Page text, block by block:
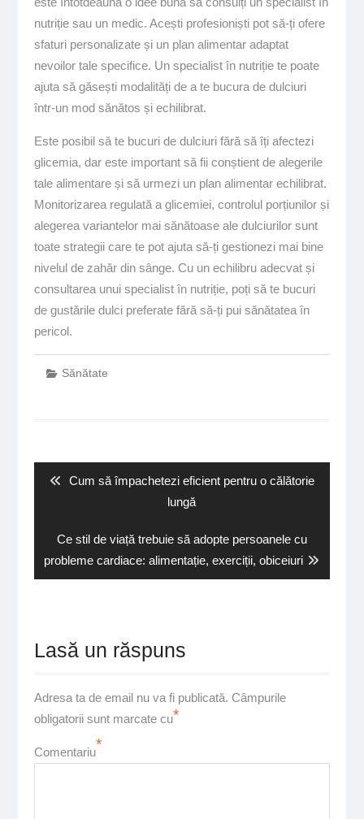
nutriție sau un medic. Acești profesioniști pot să-ți ofere
sfaturi personalizate și un plan alimentar adaptat
nevoilor tale specifice. Un specialist în nutriție te poate
ajuta să găsești modalități de a te bucura de dulciuri
într-un mod sănătos și echilibrat.
Este posibil să te bucuri de dulciuri fără să îți afectezi
glicemia, dar este important să fii conștient de alegerile
tale alimentare și să urmezi un plan alimentar echilibrat.
Monitorizarea regulată a glicemiei, controlul porțiunilor și
alegerea variantelor mai sănătoase ale dulciurilor sunt
toate strategii care te pot ajuta să-ți gestionezi mai bine
nivelul de zahăr din sânge. Cu un echilibru adecvat și
consultarea unui specialist în nutriție, poți să te bucuri
de gustările dulci preferate fără să-ți pui sănătatea în
pericol.
Sănătate
articolePrevious
Cum să împachetezi eficient pentru o călătorie
lungă
Next
post:
Ce stil de viață trebuie să adopte persoanele cu
probleme cardiace: alimentație, exerciții, obiceiuri
Lasă un răspuns
Adresa ta de email nu va fi publicată. Câmpurile
obligatorii sunt marcate cu*
Comentariu*